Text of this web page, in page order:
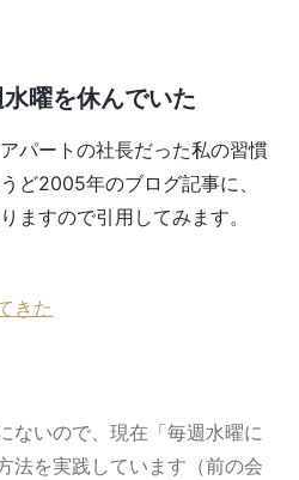
曜を休んでいた
パートの社長だった私の習慣
ど2005年のブログ記事に、
ますので引用してみます。
きた
ないので、現在「毎週水曜に
法を実践しています（前の会